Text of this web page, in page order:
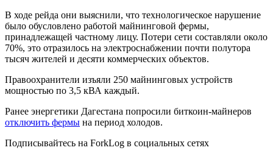
В ходе рейда они выяснили, что технологическое нарушение
было обусловлено работой майнинговой фермы,
принадлежащей частному лицу. Потери сети составляли около
70%, это отразилось на электроснабжении почти полутора
тысяч жителей и десяти коммерческих объектов.
Правоохранители изъяли 250 майнинговых устройств
мощностью по 3,5 кВА каждый.
Ранее энергетики Дагестана попросили биткоин-майнеров
отключить фермы на период холодов.
Подписывайтесь на ForkLog в социальных сетях